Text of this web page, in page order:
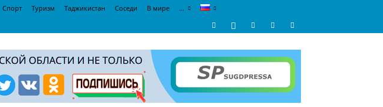
Спорт Туризм Таджикистан Соседи В мире …